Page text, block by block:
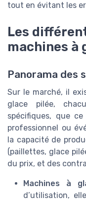
tout en évitant les
Les
machines à
Panorama des
Sur le marché, il
glace pilée,
spécifiques, que
professionnel ou
la capacité de
(paillettes, glace
du prix, et des
Machines à
d’utilisation,